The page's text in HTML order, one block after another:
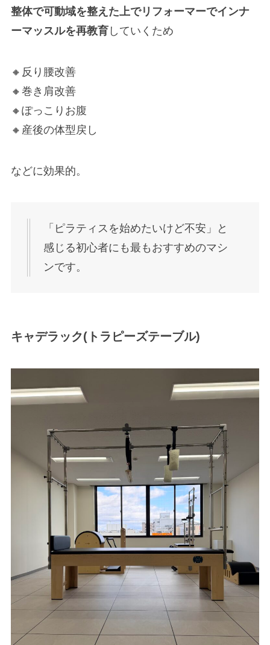
整体で可動域を整えた上でリフォーマーでインナ
ーマッスルを再教育していくため
🔸反り腰改善
🔸巻き肩改善
🔸ぽっこりお腹
🔸産後の体型戻し
などに効果的。
「ピラティスを始めたいけど不安」と
感じる初心者にも最もおすすめのマシ
ンです。
キャデラック(トラピーズテーブル)